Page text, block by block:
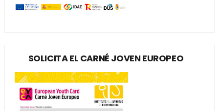
SOLICITA EL CARNÉ JOVEN EUROPEO